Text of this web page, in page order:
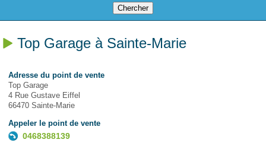
Top Garage à Sainte-Marie
Adresse du point de vente
Top Garage
4 Rue Gustave Eiffel
66470 Sainte-Marie
Appeler le point de vente
0468388139